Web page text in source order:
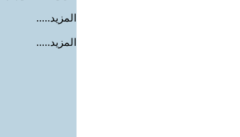
المزيد.....
المزيد.....